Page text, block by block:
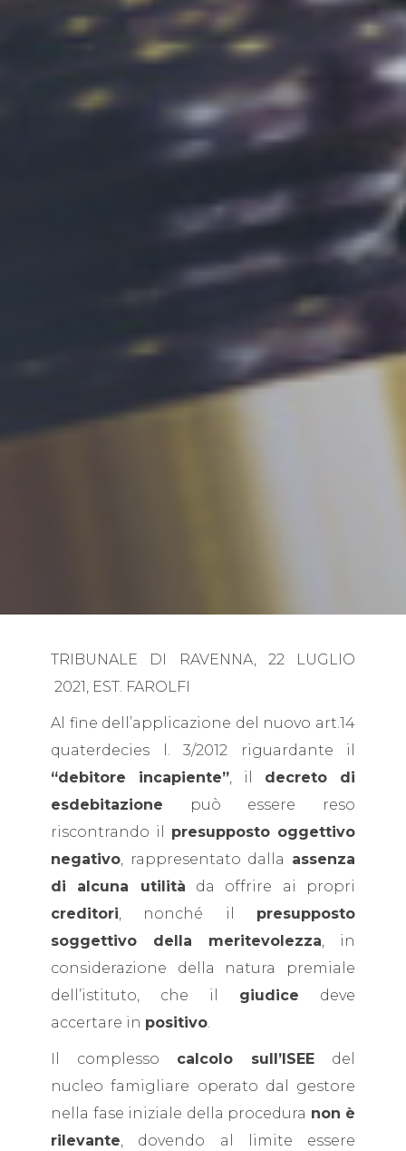
TRIBUNALE DI RAVENNA, 22 LUGLIO
2021, EST. FAROLFI
Al fine dell’applicazione del nuovo art.14
quaterdecies l. 3/2012 riguardante il
“debitore incapiente” , il decreto di
esdebitazione può essere reso
riscontrando il presupposto oggettivo
negativo , rappresentato dalla assenza
di alcuna utilità da offrire ai propri
creditori , nonché il presupposto
soggettivo della meritevolezza , in
considerazione della natura premiale
dell’istituto, che il giudice deve
accertare in positivo
Il complesso calcolo sull’ISEE del
nucleo famigliare operato dal gestore
nella fase iniziale della procedura non è
rilevante , dovendo al limite essere